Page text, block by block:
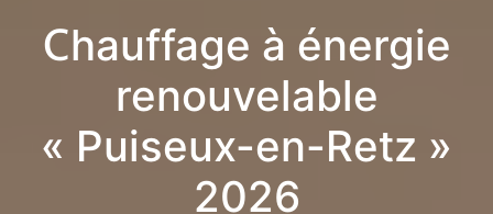
Chauffage à énergie
renouvelable
« Puiseux-en-Retz »
2026